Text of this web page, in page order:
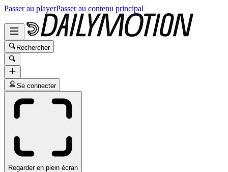
Passer au playerPasser au contenu principal
Rechercher
Se connecter
Regarder en plein écran